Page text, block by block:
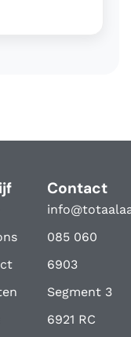
Contact
085 060
6903
Segment 3
6921 RC